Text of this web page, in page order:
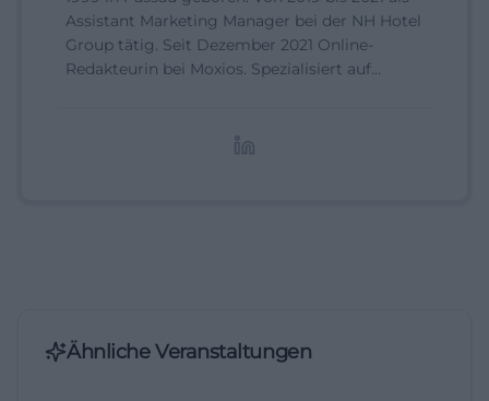
Assistant Marketing Manager bei der NH Hotel
Group tätig. Seit Dezember 2021 Online-
Redakteurin bei Moxios. Spezialisiert auf
Ähnliche Veranstaltungen